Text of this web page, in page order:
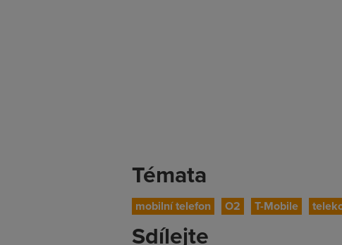
Témata
mobilní telefon O2 T-Mobile
Sdílejte